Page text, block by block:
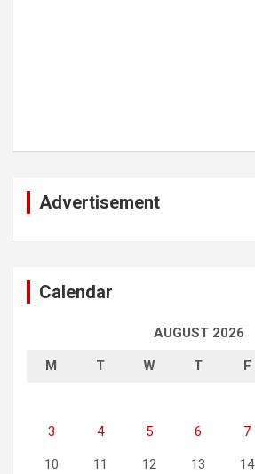
Advertisement
Calendar
AUGUST 2026
M T W T F
3 4 5 6 7
10 11 12 13 14